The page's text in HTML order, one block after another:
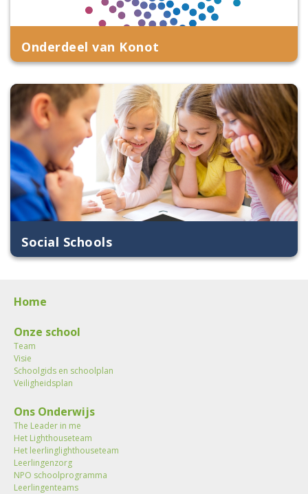
Onderdeel van Konot
Social Schools
Home
Onze school
Team
Visie
Schoolgids en schoolplan
Veiligheidsplan
Ons Onderwijs
The Leader in me
Het Lighthouseteam
Het leerlinglighthouseteam
Leerlingenzorg
NPO schoolprogramma
Leerlingenteams